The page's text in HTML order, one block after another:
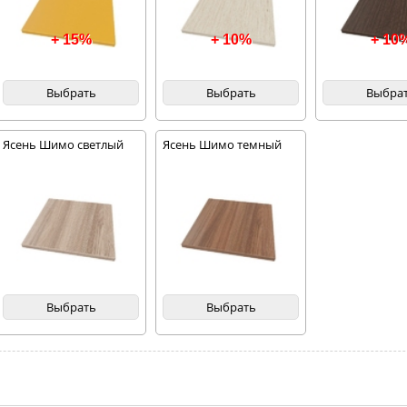
+ 15%
Выбрать
+ 10%
Выбрать
+
Ясень Шимо светлый
Выбрать
Ясень Шимо темный
Выбрать